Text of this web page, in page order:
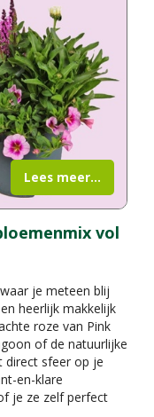
vol
je meteen blij
heerlijk makkelijk
roze van Pink
of de natuurlijke
direct sfeer op je
en-klare
je ze zelf perfect
Lees meer...